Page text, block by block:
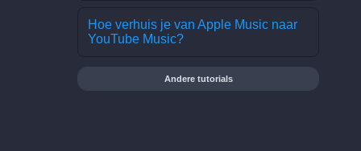
Hoe verhuis je van Apple Music naar
YouTube Music?
Andere tutorials